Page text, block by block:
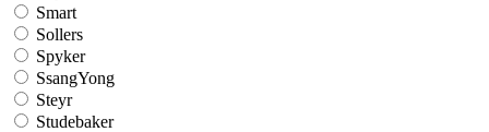
Smart
Sollers
Spyker
SsangYong
Steyr
Studebaker